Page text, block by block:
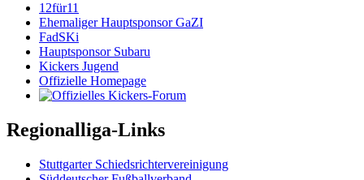
12für11
Ehemaliger Hauptsponsor GaZI
FadSKi
Hauptsponsor Subaru
Kickers Jugend
Offizielle Homepage
Regionalliga-Links
Stuttgarter Schiedsrichtervereinigung